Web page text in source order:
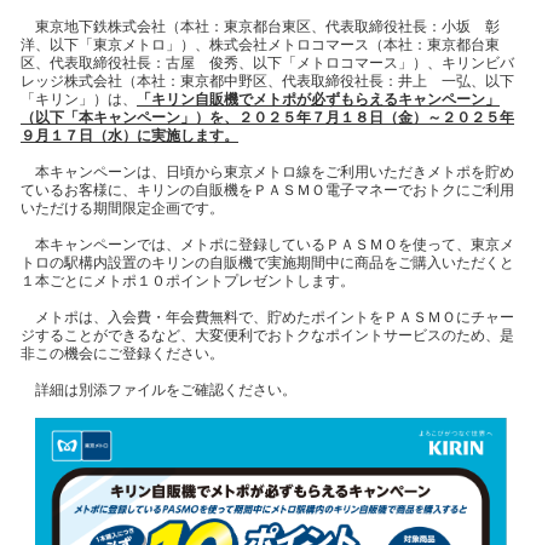
東京地下鉄株式会社（本社：東京都台東区、代表取締役社長：小坂 彰
洋、以下「東京メトロ」）、株式会社メトロコマース（本社：東京都台東
区、代表取締役社長：古屋 俊秀、以下「メトロコマース」）、キリンビバ
レッジ株式会社（本社：東京都中野区、代表取締役社長：井上 一弘、以下
「キリン」）は、
「キリン自販機でメトポが必ずもらえるキャンペーン」
（以下「本キャンペーン」）を、２０２５年７月１８日（金）～２０２５年
９月１７日（水）に実施します。
本キャンペーンは、日頃から東京メトロ線をご利用いただきメトポを貯め
ているお客様に、キリンの自販機をＰＡＳＭＯ電子マネーでおトクにご利用
いただける期間限定企画です。
本キャンペーンでは、メトポに登録しているＰＡＳＭＯを使って、東京メ
トロの駅構内設置のキリンの自販機で実施期間中に商品をご購入いただくと
１本ごとにメトポ１０ポイントプレゼントします。
メトポは、入会費・年会費無料で、貯めたポイントをＰＡＳＭＯにチャー
ジすることができるなど、大変便利でおトクなポイントサービスのため、是
非この機会にご登録ください。
詳細は別添ファイルをご確認ください。